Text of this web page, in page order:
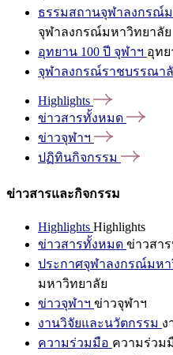
ธรรมสถานจุฬาลงกรณ์
จุฬาลงกรณ์มหาวิทยาลัย
อุทยาน 100 ปี จุฬาฯ อุทย
จุฬาลงกรณ์ราชบรรณา
Highlights
ข่าวสารทั้งหมด
ข่าวจุฬาฯ
ปฏิทินกิจกรรม
ข่าวสารและกิจกรรม
Highlights Highlights
ข่าวสารทั้งหมด ข่าวสา
ประกาศจุฬาลงกรณ์มหา
มหาวิทยาลัย
ข่าวจุฬาฯ ข่าวจุฬาฯ
งานวิจัยและนวัตกรรม ง
ความร่วมมือ ความร่วม